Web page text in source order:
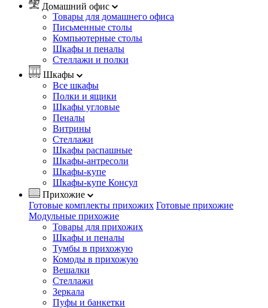
Домашний офис
Товары для домашнего офиса
Письменные столы
Компьютерные столы
Шкафы и пеналы
Стеллажи и полки
Шкафы
Все шкафы
Полки и ящики
Шкафы угловые
Пеналы
Витрины
Стеллажи
Шкафы распашные
Шкафы-антресоли
Шкафы-купе
Шкафы-купе Консул
Прихожие
Готовые комплекты прихожих Готовые прихожие
Модульные прихожие
Товары для прихожих
Шкафы и пеналы
Тумбы в прихожую
Комоды в прихожую
Вешалки
Стеллажи
Зеркала
Пуфы и банкетки